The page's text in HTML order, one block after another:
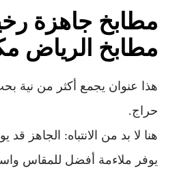
مطابخ جاهزة
مطابخ الرياض
هذا عنوان يجمع أكثر من نية
حراج.
هنا لا بد من الانتباه: الجاهز قد
يوفر ملاءمة أفضل للمقاس